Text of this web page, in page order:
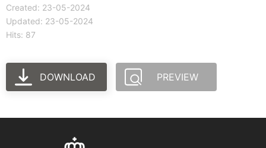
Created: 23-05-2024
Updated: 23-05-2024
Hits: 87
DOWNLOAD PREVIEW